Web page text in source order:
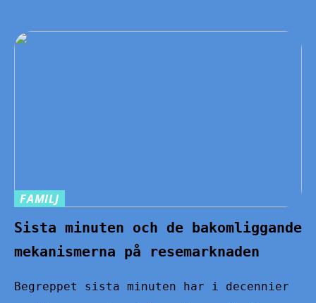
FAMILJ
Sista minuten och de bakomliggande
mekanismerna på resemarknaden
Begreppet sista minuten har i decennier